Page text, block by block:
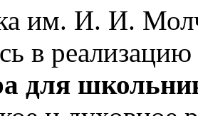
им. И. И.
в
для